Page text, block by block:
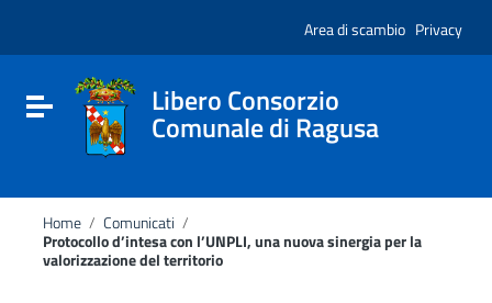
sito
include
Vai al footer
Area di scambio Privacy
Attiva / disattiva la navigazione
Libero Consorzio
Comunale di Ragusa
Home / Comunicati /
Protocollo d’intesa con l’UNPLI, una nuova sinergia per la
valorizzazione del territorio